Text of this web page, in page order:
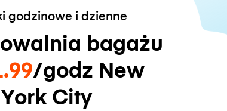
godzinowe i dzienne
bagażu
/godz New
York City